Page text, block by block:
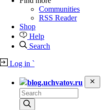
Communities
RSS Reader
Shop
Help
Search
Log in `
blog.uchvatov.ru